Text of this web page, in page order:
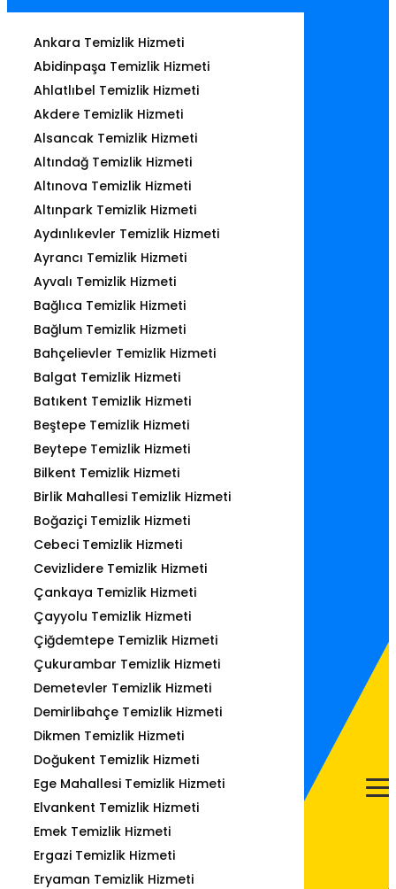
Ankara Temizlik Hizmeti
Abidinpaşa Temizlik Hizmeti
Ahlatlıbel Temizlik Hizmeti
Akdere Temizlik Hizmeti
Alsancak Temizlik Hizmeti
Altındağ Temizlik Hizmeti
Altınova Temizlik Hizmeti
Altınpark Temizlik Hizmeti
Aydınlıkevler Temizlik Hizmeti
Ayrancı Temizlik Hizmeti
Ayvalı Temizlik Hizmeti
Bağlıca Temizlik Hizmeti
Bağlum Temizlik Hizmeti
Bahçelievler Temizlik Hizmeti
Balgat Temizlik Hizmeti
Batıkent Temizlik Hizmeti
Beştepe Temizlik Hizmeti
Beytepe Temizlik Hizmeti
Bilkent Temizlik Hizmeti
Birlik Mahallesi Temizlik Hizmeti
Boğaziçi Temizlik Hizmeti
Cebeci Temizlik Hizmeti
Cevizlidere Temizlik Hizmeti
Çankaya Temizlik Hizmeti
Çayyolu Temizlik Hizmeti
Çiğdemtepe Temizlik Hizmeti
Çukurambar Temizlik Hizmeti
Demetevler Temizlik Hizmeti
Demirlibahçe Temizlik Hizmeti
Dikmen Temizlik Hizmeti
Doğukent Temizlik Hizmeti
Ege Mahallesi Temizlik Hizmeti
Elvankent Temizlik Hizmeti
Emek Temizlik Hizmeti
Ergazi Temizlik Hizmeti
Eryaman Temizlik Hizmeti